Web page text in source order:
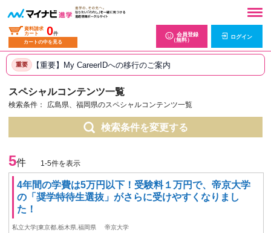
資料請求
カート
0件
カートの中を見る
会員登録
（無料）
ログイン
重要 【重要】My CareerIDへの移行のご案内
スペシャルコンテンツ一覧
検索条件： 広島県、福岡県のスペシャルコンテンツ一覧
検索条件を変更する
5件 1-5件を表示
4年間の学費は5万円以下！受験料１万円で、帝京大学
の「奨学特待生選抜」がさらに受けやすくなりまし
た！
私立大学|東京都,栃木県,福岡県 帝京大学